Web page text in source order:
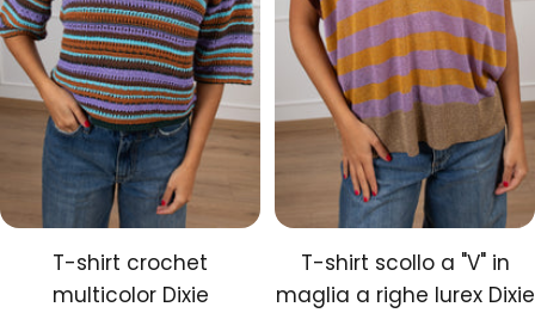
T-shirt crochet
multicolor Dixie
T-shirt scollo a "V" in
maglia a righe lurex Dixie